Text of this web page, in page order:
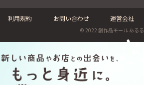
利用規約 お問い合わせ 運営会社
© 2022 創作品モール あるる